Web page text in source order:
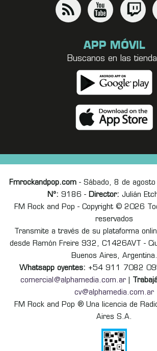
APP MÓVIL
Buscanos en las
Fmrockandpop.com- Sábado, 8 de
Nº: 9186 - Director: Julián
FM Rock and Pop - Copyright © 2026
reservados
Transmite a través de su plataforma
desde Ramón Freire 932, C1426AVT -
Buenos Aires, Argentina.
Whatsapp oyentes: +54 911 7082
comercial@alphamedia.com.ar
cv@alphamedia.com.ar
FM Rock and Pop ® Una licencia de
Aires S.A.